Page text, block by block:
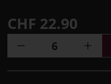
CHF 22.90